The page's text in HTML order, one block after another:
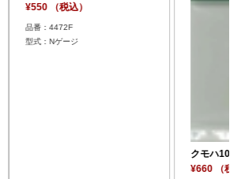
クモハ101 ライトユニット